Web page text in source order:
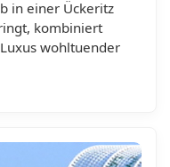
in einer Ückeritz
kombiniert
wohltuender